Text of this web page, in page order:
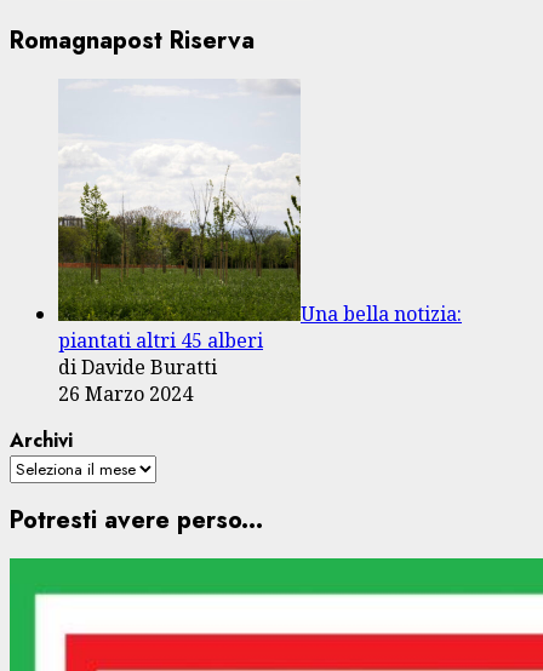
Romagnapost Riserva
Una bella notizia:
piantati altri 45 alberi
di Davide Buratti
26 Marzo 2024
Archivi
Potresti avere perso...